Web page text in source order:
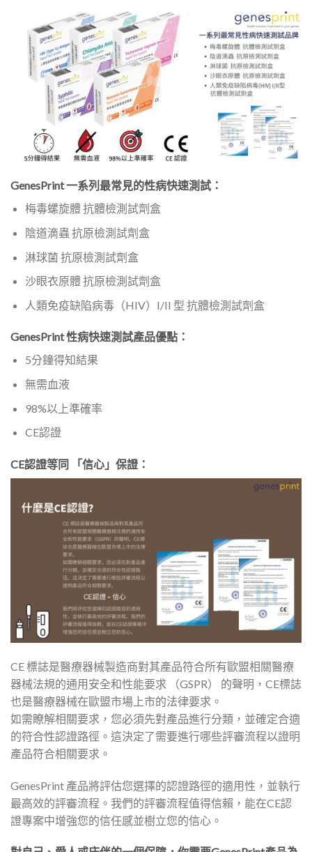
GenesPrint 一系列最常見的性病快速測試：
梅毒螺旋體 抗體檢測試劑盒
陰道滴蟲 抗原檢測試劑盒
淋球菌 抗原檢測試劑盒
沙眼衣原體 抗原檢測試劑盒
人類免疫缺陷病毒（HIV）I/II 型 抗體檢測試劑盒
GenesPrint 性病快速測試產品優點：
5分鐘得知結果
無需血液
98%以上準確率
CE認證
CE認證等同 「信心」保證：
CE 標誌是醫療器械製造商對其產品符合所有歐盟相關醫療
器械法規的通用安全和性能要求 （GSPR） 的聲明，CE標誌
也是醫療器械在歐盟市場上市的法律要求。
如需瞭解相關要求，您必須先對產品進行分類，並確定合適
的符合性認證路徑。這決定了需要進行哪些評審流程以證明
產品符合相關要求。
GenesPrint 產品將評估您選擇的認證路徑的適用性，並執行
最高效的評審流程。我們的評審流程值得信賴，能在CE認
證專案中增強您的信任感並樹立您的信心。